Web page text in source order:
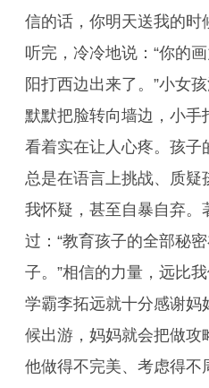
信的话，你明天送我的时
听完，冷冷地说：“你的
阳打西边出来了。”小女
默默把脸转向墙边，小手
看着实在让人心疼。孩子
总是在语言上挑战、质疑
我怀疑，甚至自暴自弃。
过：“教育孩子的全部秘
子。”相信的力量，远比
学霸李拓远就十分感谢妈
候出游，妈妈就会把做攻
他做得不完美、考虑得不